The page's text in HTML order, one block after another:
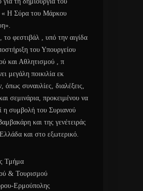
« Η Σύρα του Μάρκου
το φεστιβάλ , υπό την αιγίδα
του Υπουργείου
και Αθλητισμού , π
μεγάλη ποικιλία εκ
συναυλίες, διαλέξεις,
σεμινάρια, προκειμένου να
η συμβολή του Συριανού
και της γενέτειράς
και στο εξωτερικό.
Τμήμα
& Τουρισμού
Ερμούπολης